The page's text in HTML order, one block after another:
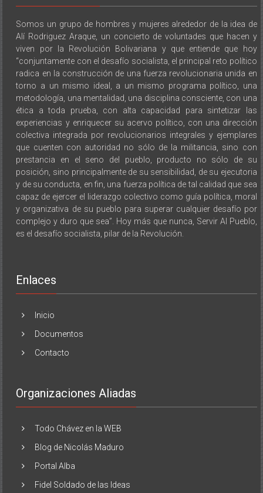
Somos un grupo de hombres y mujeres alrededor de la idea de
Alí Rodriguez Araque, un concierto de voluntades que hacen y
viven por la Revolución Bolivariana y que entiende que hoy
“conjuntamente con el desafío socialista, el principal reto político
radica en la construcción de una fuerza revolucionaria unida en
torno a un mismo ideal, a un mismo programa político, una
metodología, una mentalidad, una disciplina consciente, con una
ética a toda prueba, con alta capacidad para sintetizar las
experiencias y enriquecer su acervo político, con una dirección
colectiva integrada por revolucionarios integrales y ejemplares
que cuenten con autoridad no sólo de la militancia, sino con
prestancia en el seno del pueblo, producto no sólo de su
posición, sino principalmente de su sensibilidad, de su ejecutoria
y de su conducta, en fin, una fuerza política de tal calidad que sea
capaz de ejercer el liderazgo colectivo como guía política, moral
y organizativa de su pueblo para superar cualquier desafío por
complejo y duro que sea”. Hoy más que nunca, Servir Al Pueblo,
es el desafío socialista, pilar de la Revolución.
Enlaces
Inicio
Documentos
Contacto
Organizaciones Aliadas
Todo Chávez en la WEB
Blog de Nicolás Maduro
Portal Alba
Fidel Soldado de las Ideas